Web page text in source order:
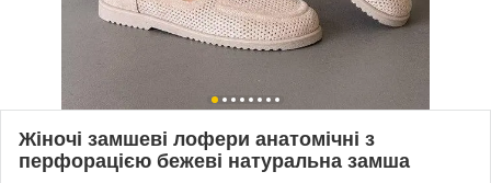
Жіночі замшеві лофери анатомічні з
перфорацією бежеві натуральна замша